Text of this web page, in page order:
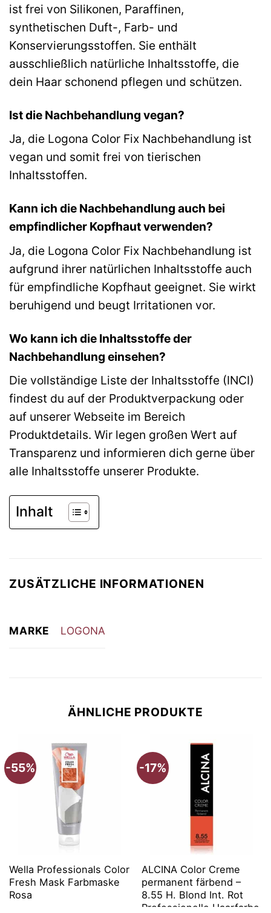
ist frei von Silikonen, Paraffinen,
synthetischen Duft-, Farb- und
Konservierungsstoffen. Sie enthält
ausschließlich natürliche Inhaltsstoffe, die
dein Haar schonend pflegen und schützen.
Ist die Nachbehandlung vegan?
Ja, die Logona Color Fix Nachbehandlung ist
vegan und somit frei von tierischen
Inhaltsstoffen.
Kann ich die Nachbehandlung auch bei
empfindlicher Kopfhaut verwenden?
Ja, die Logona Color Fix Nachbehandlung ist
aufgrund ihrer natürlichen Inhaltsstoffe auch
für empfindliche Kopfhaut geeignet. Sie wirkt
beruhigend und beugt Irritationen vor.
Wo kann ich die Inhaltsstoffe der
Nachbehandlung einsehen?
Die vollständige Liste der Inhaltsstoffe (INCI)
findest du auf der Produktverpackung oder
auf unserer Webseite im Bereich
Produktdetails. Wir legen großen Wert auf
Transparenz und informieren dich gerne über
alle Inhaltsstoffe unserer Produkte.
Inhalt
ZUSÄTZLICHE INFORMATIONEN
MARKE LOGONA
ÄHNLICHE PRODUKTE
-55%
Wella Professionals Color
Fresh Mask Farbmaske
Rosa
-17%
ALCINA Color Creme
permanent färbend –
8.55 H. Blond Int. Rot
Professionelle Haarfarbe